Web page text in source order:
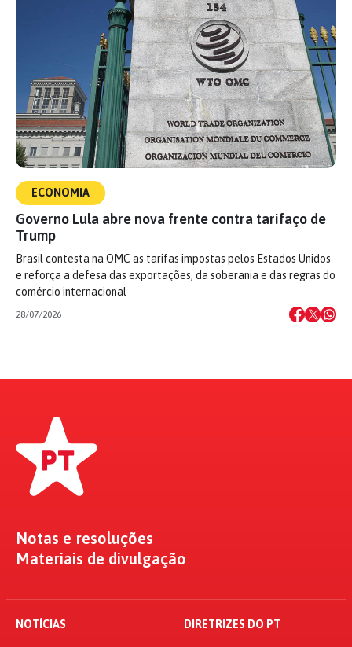
ECONOMIA
Governo Lula abre nova frente contra tarifaço de
Trump
Brasil contesta na OMC as tarifas impostas pelos Estados Unidos
e reforça a defesa das exportações, da soberania e das regras do
comércio internacional
28/07/2026
Notas e resoluções
Materiais de divulgação
NOTÍCIAS DIRETRIZES DO PT